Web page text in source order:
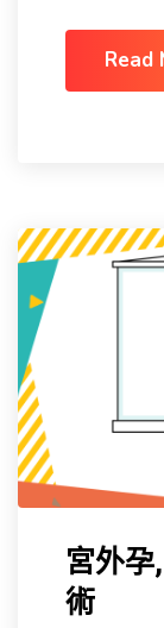
Read
宮外
術